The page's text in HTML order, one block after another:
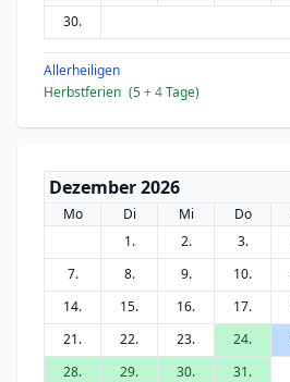
30.
Allerheiligen
Herbstferien (5+ 4Tage)
Dezember 2026
Mo Di Mi Do
1.
2. 3.
7.
8. 9. 10.
14.
15. 16. 17.
21.
22. 23. 24.
28.
29. 30. 31.